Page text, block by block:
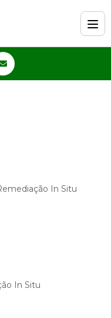
In Situ